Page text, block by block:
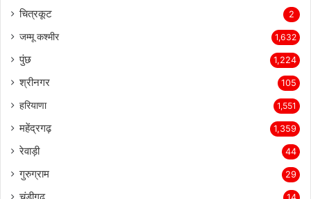
चित्रकूट 2
जम्मू कश्मीर 1,632
पुंछ 1,224
श्रीनगर 105
हरियाणा 1,551
महेंद्रगढ़ 1,359
रेवाड़ी 44
गुरुग्राम 29